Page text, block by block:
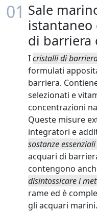
01 Sale
istantaneo
di barriera
Icristalli di
formulati
barriera.
selezionati e
concentrazioni
Queste misure
integratori e
sostanze
acquari di
contengono
disintossicare i
rame ed è
gli acquari marini.